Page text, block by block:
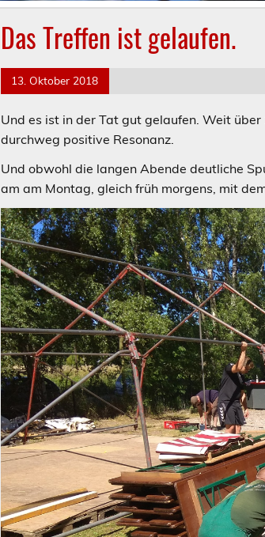
Das Treffen ist gelaufen.
13. Oktober 2018
Und es ist in der Tat gut gelaufen. Weit
durchweg positive Resonanz.
Und obwohl die langen Abende deutliche
am am Montag, gleich früh morgens, mit